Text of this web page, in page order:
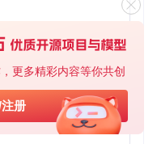
更多精彩内容等你共创
册
基于Python的Xiaozhi AI，适用于想要完整Xiaozhi体验而无需拥有专用硬件的用户。